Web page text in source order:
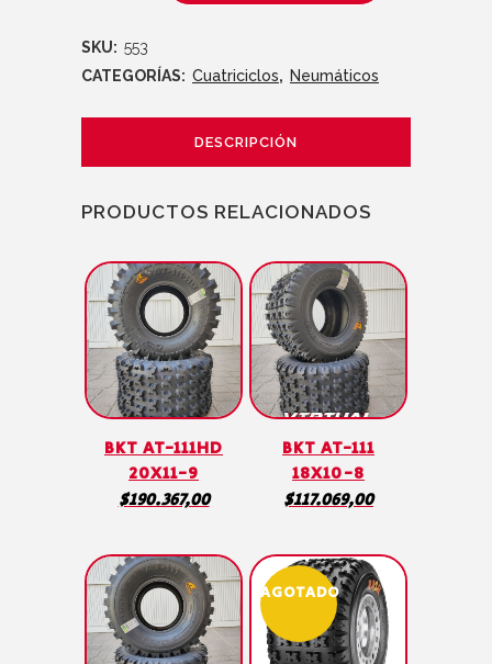
SKU: 553
CATEGORÍAS: Cuatriciclos, Neumáticos
DESCRIPCIÓN
PRODUCTOS RELACIONADOS
BKT AT-111HD
20X11-9
$190.367,00
BKT AT-111
18X10-8
$117.069,00
AGOTADO